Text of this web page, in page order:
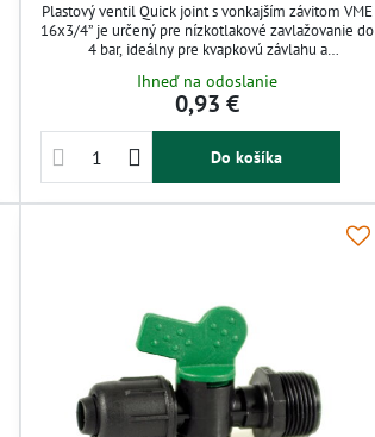
Plastový ventil Quick joint s vonkajším závitom VME
16x3/4” je určený pre nízkotlakové zavlažovanie do
4 bar, ideálny pre kvapkovú závlahu a
reguláciu prietoku a jednoduchú montáž bez
náradia. Ventil je odolný voči UV žiareniu a
pre záhrady, skleníky a domáce zavlažovacie
rozvody.
Ihneď na odoslanie
0,93 €
Do košíka